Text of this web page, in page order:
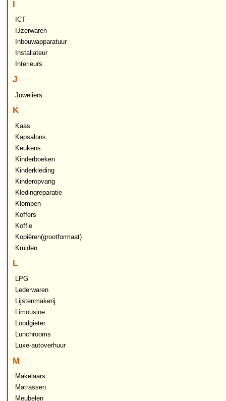
I
ICT
IJzerwaren
Inbouwapparatuur
Installateur
Interieurs
J
Juweliers
K
Kaas
Kapsalons
Keukens
Kinderboeken
Kinderkleding
Kinderopvang
Kledingreparatie
Klompen
Koffers
Koffie
Kopiëren(grootformaat)
Kruiden
L
LPG
Lederwaren
Lijstenmakerij
Limousine
Loodgieter
Lunchrooms
Luxe-autoverhuur
M
Makelaars
Matrassen
Meubelen